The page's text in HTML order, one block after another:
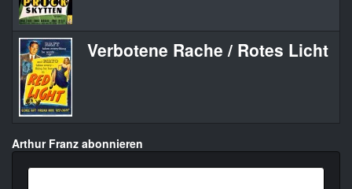
Verbotene Rache / Rotes Licht
Arthur Franz abonnieren